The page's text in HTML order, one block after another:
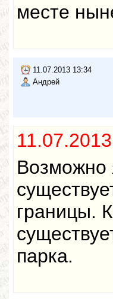
месте
11.07.2013 13:34
Андрей
Возможно
границы.
парка.